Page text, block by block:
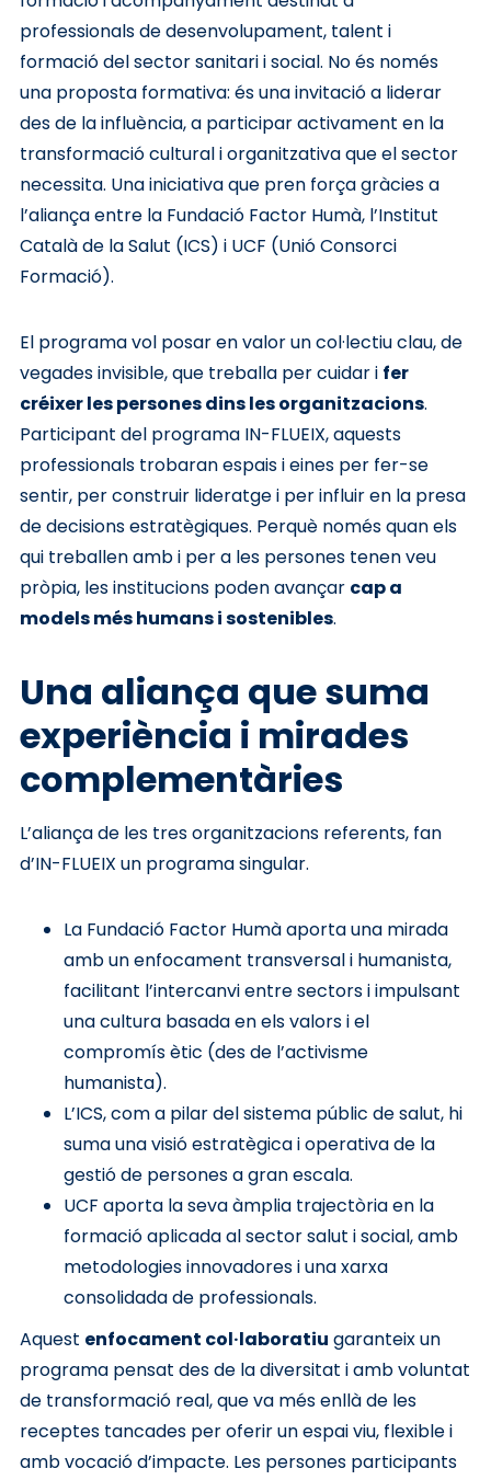
professionals de desenvolupament, talent i
formació del sector sanitari i social. No és només
una proposta formativa: és una invitació a liderar
des de la influència, a participar activament en la
transformació cultural i organitzativa que el sector
necessita. Una iniciativa que pren força gràcies a
l’aliança entre la Fundació Factor Humà, l’Institut
Català de la Salut (ICS) i UCF (Unió Consorci
Formació).
El programa vol posar en valor un col·lectiu clau, de
vegades invisible, que treballa per cuidar i fer
créixer les persones dins les organitzacions.
Participant del programa IN-FLUEIX, aquests
professionals trobaran espais i eines per fer-se
sentir, per construir lideratge i per influir en la presa
de decisions estratègiques. Perquè només quan els
qui treballen amb i per a les persones tenen veu
pròpia, les institucions poden avançar cap a
models més humans i sostenibles.
Una aliança que suma
experiència i mirades
complementàries
L’aliança de les tres organitzacions referents, fan
d’IN-FLUEIX un programa singular.
La Fundació Factor Humà aporta una mirada
amb un enfocament transversal i humanista,
facilitant l’intercanvi entre sectors i impulsant
una cultura basada en els valors i el
compromís ètic (des de l’activisme
humanista).
L’ICS, com a pilar del sistema públic de salut, hi
suma una visió estratègica i operativa de la
gestió de persones a gran escala.
UCF aporta la seva àmplia trajectòria en la
formació aplicada al sector salut i social, amb
metodologies innovadores i una xarxa
consolidada de professionals.
Aquest enfocament col·laboratiu garanteix un
programa pensat des de la diversitat i amb voluntat
de transformació real, que va més enllà de les
receptes tancades per oferir un espai viu, flexible i
amb vocació d’impacte. Les persones participants